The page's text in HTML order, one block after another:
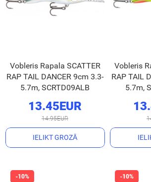
Vobleris Rapala SCATTER
RAP TAIL DANCER 9cm 3.3-
5.7m, SCRTD09ALB
13.45EUR
14.95EUR
IELIKT GROZĀ
Vobleris
RAP TAIL
5.7m,